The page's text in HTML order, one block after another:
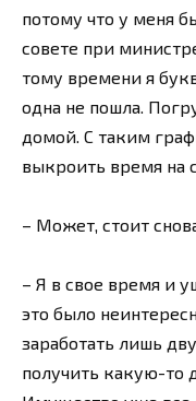
потому что у меня
совете при
тому времени я
одна не пошла.
домой. С таким
выкроить время на
– Может, стоит
– Я в свое время и
это было
заработать лишь
получить какую-то